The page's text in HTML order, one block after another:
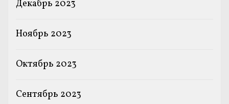
Декабрь 2023
Ноябрь 2023
Октябрь 2023
Сентябрь 2023